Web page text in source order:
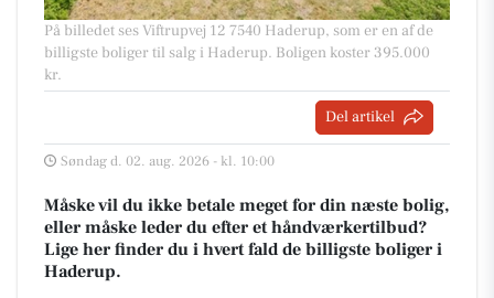
På billedet ses Viftrupvej 12 7540 Haderup, som er en af de
billigste boliger til salg i Haderup. Boligen koster 395.000
kr.
Del artikel
Søndag d. 02. aug. 2026 - kl. 10:00
Måske vil du ikke betale meget for din næste bolig,
eller måske leder du efter et håndværkertilbud?
Lige her finder du i hvert fald de billigste boliger i
Haderup.